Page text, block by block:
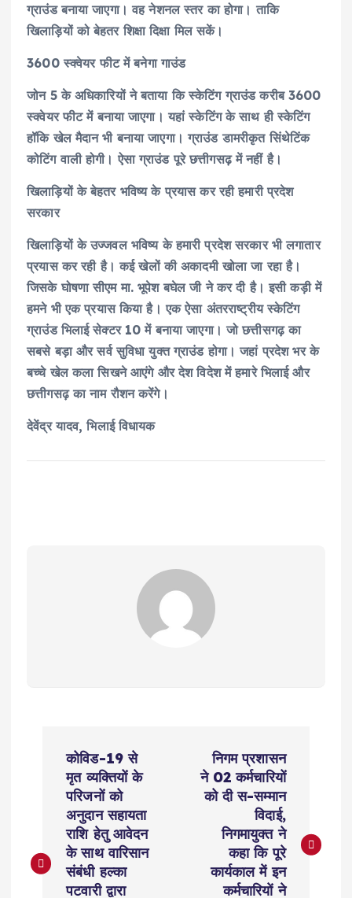
ग्राउंड बनाया जाएगा। वह नेशनल स्तर का होगा। ताकि
खिलाड़ियों को बेहतर शिक्षा दिक्षा मिल सकें।
3600 स्क्वेयर फीट में बनेगा गाउंड
जोन 5 के अधिकारियों ने बताया कि स्केटिंग ग्राउंड करीब 3600
स्क्वेयर फीट में बनाया जाएगा। यहां स्केटिंग के साथ ही स्केटिंग
हॉकि खेल मैदान भी बनाया जाएगा। ग्राउंड डामरीकृत सिंथेटिंक
कोटिंग वाली होगी। ऐसा ग्राउंड पूरे छत्तीगसढ़ में नहीं है।
खिलाड़ियों के बेहतर भविष्य के प्रयास कर रही हमारी प्रदेश
सरकार
खिलाड़ियों के उज्जवल भविष्य के हमारी प्रदेश सरकार भी लगातार
प्रयास कर रही है। कई खेलों की अकादमी खोला जा रहा है।
जिसके घोषणा सीएम मा. भूपेश बघेल जी ने कर दी है। इसी कड़ी में
हमने भी एक प्रयास किया है। एक ऐसा अंतरराष्ट्रीय स्केटिंग
ग्राउंड भिलाई सेक्टर 10 में बनाया जाएगा। जो छत्तीसगढ़ का
सबसे बड़ा और सर्व सुविधा युक्त ग्राउंड होगा। जहां प्रदेश भर के
बच्चे खेल कला सिखने आएंगे और देश विदेश में हमारे भिलाई और
छत्तीगसढ़ का नाम रौशन करेंगे।
देवेंद्र यादव, भिलाई विधायक
t
कोविड-19 से
मृत व्यक्तियों के
परिजनों को
अनुदान सहायता
राशि हेतु आवेदन
के साथ वारिसान
संबंधी हल्का
पटवारी द्वारा
निगम प्रशासन
ने 02 कर्मचारियों
को दी स-सम्मान
विदाई,
निगमायुक्त ने
कहा कि पूरे
कार्यकाल में इन
कर्मचारियों ने